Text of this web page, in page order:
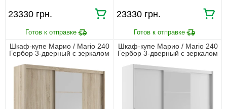
23330 23330
Шкаф-купе Марио / Mario 240
Гербор 3-дверный с зеркалом
Шкаф-купе Марио / Mario 240
Гербор 3-дверный с зеркалом